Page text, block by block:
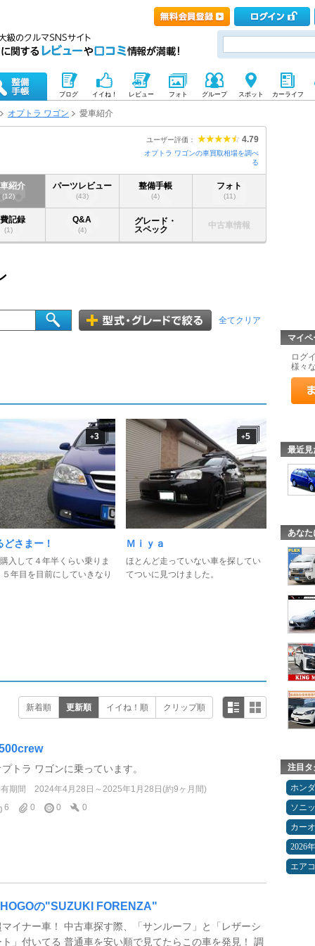
ブログ イイね！ レビュー フォト グループ スポット カーライフ
オプトラ ワゴン 愛車紹介
ユーザー評価： 4.79
オプトラ ワゴンの車買取相場を調べ
る
紹介
(12)
パーツレビュー
(43)
整備手帳
(4)
フォト
(11)
記録
(1)
Q&A
(4)
グレード・
スペック
中古車情報
全てクリア
+3
どさまー！
入して４年半くらい乗りま
年目を目前にしていきなり
+5
Ｍｉｙａ
ほとんど走っていない車を探してい
てついに見つけました。
新着順 更新順 イイね！順 クリップ順
トラ ワゴンに乗っています。
期間
2024年4月28日～2025年1月28日(約9ヶ月間)
6
0 0 0
の"SUZUKI FORENZA"
マイナー車！ 中古車探す際、「サンルーフ」と「レザーシ
ト」付いてる 普通車を安い順で見てたらこの車を発見！ 調
マイ
ログ
様々
最近見
あなた
注目タ
ホンダ
ソニ
カー
2026
エア